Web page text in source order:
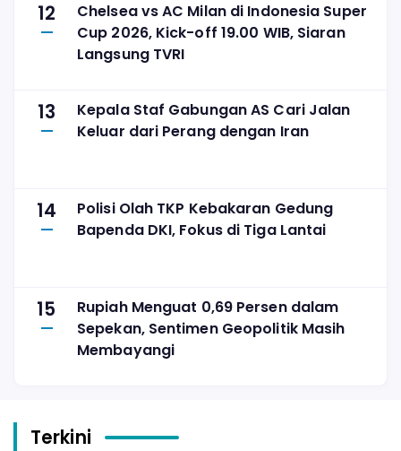
12
Chelsea vs AC Milan di Indonesia Super
Cup 2026, Kick-off 19.00 WIB, Siaran
Langsung TVRI
13
Kepala Staf Gabungan AS Cari Jalan
Keluar dari Perang dengan Iran
14
Polisi Olah TKP Kebakaran Gedung
Bapenda DKI, Fokus di Tiga Lantai
15
Rupiah Menguat 0,69 Persen dalam
Sepekan, Sentimen Geopolitik Masih
Membayangi
Terkini